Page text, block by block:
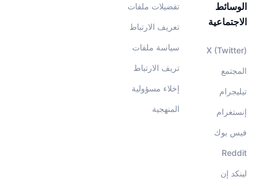
تفضيلات ملفات
تعريف الارتباط
سياسة ملفات
تريف الارتباط
إخلاء مسؤولية
المنهجية
الوسائط
الاجتماعية
X (Twitter)
المجتمع
تيليجرام
إنستغرام
فيس بوك
Reddit
لينكد إن